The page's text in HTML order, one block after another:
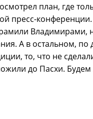
план, где
пресс-
Владимирами,
А в остальном, по
то, что не
до Пасхи. Будем